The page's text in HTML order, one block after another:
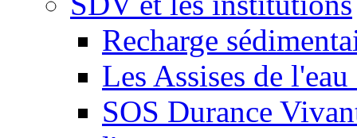
Recharge
Les Assises de
SOS Durance